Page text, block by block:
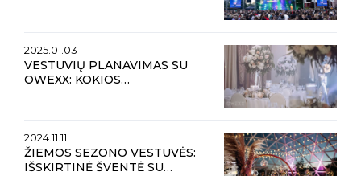
2025.01.03
VESTUVIŲ PLANAVIMAS SU
OWEXX: KOKIOS
2024.11.11
ŽIEMOS SEZONO VESTUVĖS:
IŠSKIRTINĖ ŠVENTĖ SU